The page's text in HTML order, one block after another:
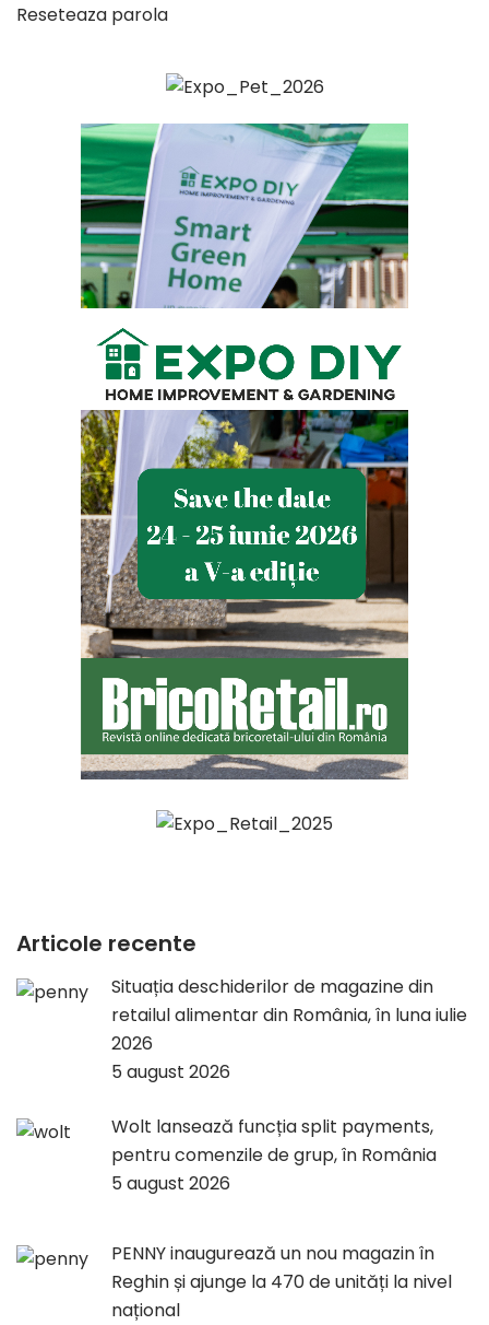
Reseteaza parola
Articole recente
Situația deschiderilor de magazine din
retailul alimentar din România, în luna iulie
2026
5 august 2026
Wolt lansează funcția split payments,
pentru comenzile de grup, în România
5 august 2026
PENNY inaugurează un nou magazin în
Reghin și ajunge la 470 de unități la nivel
național